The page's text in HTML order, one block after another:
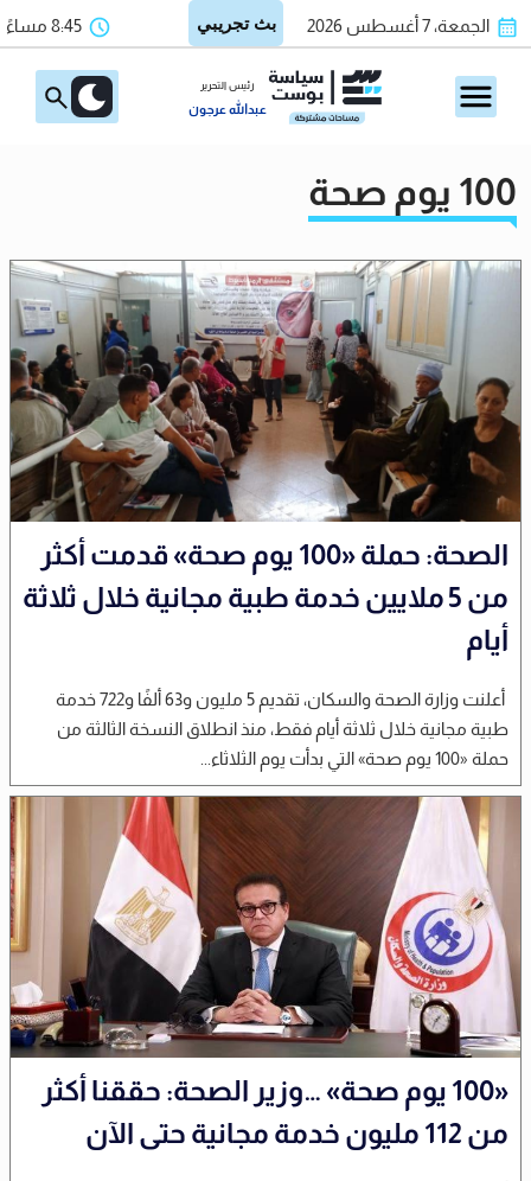
الجمعة، 7 أغسطس 2026 8:45 مساءً
رئيس التحرير
عبدالله عرجون
100 يوم صحة
الصحة: حملة «100 يوم صحة» قدمت أكثر
من 5 ملايين خدمة طبية مجانية خلال ثلاثة
أيام
أعلنت وزارة الصحة والسكان، تقديم 5 مليون و63 ألفًا و722 خدمة
طبية مجانية خلال ثلاثة أيام فقط، منذ انطلاق النسخة الثالثة من
حملة «100 يوم صحة» التي بدأت يوم الثلاثاء...
«100 يوم صحة» …وزير الصحة: حققنا أكثر
من 112 مليون خدمة مجانية حتى الآن